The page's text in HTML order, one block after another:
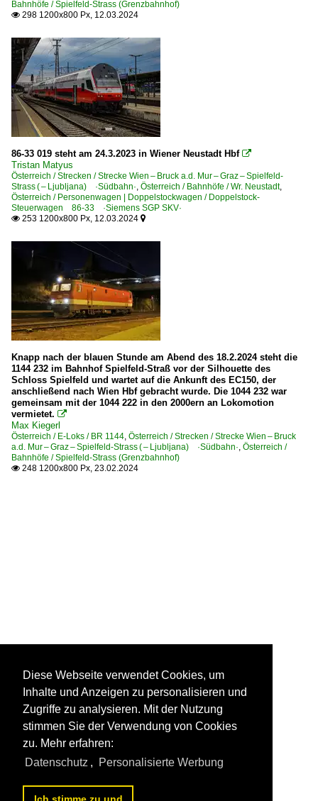
Bahnhöfe / Spielfeld-Strass (Grenzbahnhof)
 298 1200x800 Px, 12.03.2024
86-33 019 steht am 24.3.2023 in Wiener Neustadt Hbf 
Tristan Matyus
Österreich / Strecken / Strecke Wien – Bruck a.d. Mur – Graz – Spielfeld-
Strass ( – Ljubljana) ·Südbahn·, Österreich / Bahnhöfe / Wr. Neustadt,
Österreich / Personenwagen | Doppelstockwagen / Doppelstock-
Steuerwagen 86-33 ·Siemens SGP SKV·
 253 1200x800 Px, 12.03.2024 
Knapp nach der blauen Stunde am Abend des 18.2.2024 steht die
1144 232 im Bahnhof Spielfeld-Straß vor der Silhouette des
Schloss Spielfeld und wartet auf die Ankunft des EC150, der
anschließend nach Wien Hbf gebracht wurde. Die 1044 232 war
gemeinsam mit der 1044 222 in den 2000ern an Lokomotion
vermietet. 
Max Kiegerl
Österreich / E-Loks / BR 1144, Österreich / Strecken / Strecke Wien – Bruck
a.d. Mur – Graz – Spielfeld-Strass ( – Ljubljana) ·Südbahn·, Österreich /
Bahnhöfe / Spielfeld-Strass (Grenzbahnhof)
 248 1200x800 Px, 23.02.2024
Diese Webseite verwendet Cookies, um
Inhalte und Anzeigen zu personalisieren und
Zugriffe zu analysieren. Mit der Nutzung
stimmen Sie der Verwendung von Cookies
zu. Mehr erfahren:
Datenschutz , Personalisierte Werbung